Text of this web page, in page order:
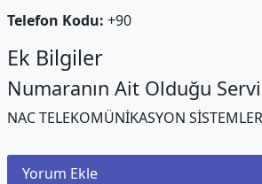
Telefon Kodu: +90
Ek Bilgiler
Numaranın Ait Olduğu
NAC TELEKOMÜNİKASYON
Yorum Ekle